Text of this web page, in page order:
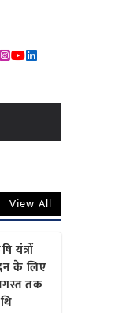
View All
यंत्रों
के लिए
तक